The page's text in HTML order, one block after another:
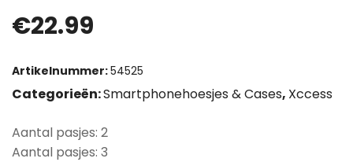
€22.99
Artikelnummer:54525
Categorieën:Smartphonehoesjes & Cases, Xccess
Aantal pasjes: 2
Aantal pasjes: 3